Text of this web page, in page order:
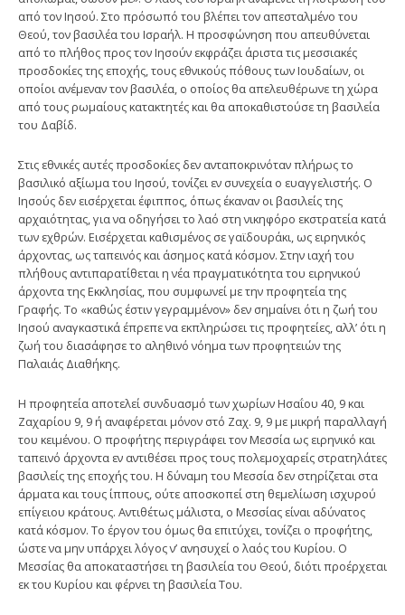
από τον Ιησού. Στο πρόσωπό του βλέπει τον απεσταλμένο του
Θεού, τον βασιλέα του Ισραήλ. Η προσφώνηση που απευθύνεται
από το πλήθος προς τον Ιησούν εκφράζει άριστα τις μεσσιακές
προσδοκίες της εποχής, τους εθνικούς πόθους των Ιουδαίων, οι
οποίοι ανέμεναν τον βασιλέα, ο οποίος θα απελευθέρωνε τη χώρα
από τους ρωμαίους κατακτητές και θα αποκαθιστούσε τη βασιλεία
του Δαβίδ.
Στις εθνικές αυτές προσδοκίες δεν ανταποκρινόταν πλήρως το
βασιλικό αξίωμα του Ιησού, τονίζει εν συνε­χεία ο ευαγγελιστής. Ο
Ιησούς δεν εισέρχεται έφιπ­πος, όπως έκαναν οι βασιλείς της
αρχαιότητας, για να οδηγήσει το λαό στη νικηφόρο εκστρατεία κατά
των εχθρών. Εισέρχεται καθισμένος σε γαϊδουράκι, ως ειρηνικός
άρχοντας, ως ταπεινός και άσημος κατά κόσμον. Στην ιαχή του
πλήθους αντιπαρατίθεται η νέα πραγματικότητα του ειρηνικού
άρχοντα της Εκκλησίας, που συμφωνεί με την προφητεία της
Γραφής. Το «καθώς έστιν γεγραμμένον» δεν σημαίνει ότι η ζωή του
Ιησού αναγκαστικά έπρεπε να εκπληρώσει τις προφητείες, αλλ’ ότι η
ζωή του διασάφησε το αληθινό νόημα των προφητειών της
Παλαιάς Διαθήκης.
Η προφητεία αποτελεί συνδυασμό των χωρίων Ησαΐου 40, 9 και
Ζαχαρίου 9, 9 ή αναφέρεται μόνον στό Ζαχ. 9, 9 με μικρή παραλλαγή
του κειμένου. Ο προ­φήτης περιγράφει τον Μεσσία ως ειρηνικό και
ταπεινό άρχοντα εν αντιθέσει προς τους πολεμοχαρείς στρατηλάτες
βασιλείς της εποχής του. Η δύναμη του Μεσσία δεν στηρίζεται στα
άρματα και τους ίππους, ούτε αποσκοπεί στη θεμελίωση ισχυρού
επίγειου κράτους. Αντιθέτως μάλιστα, ο Μεσσίας είναι αδύνατος
κατά κόσμον. Το έργον του όμως θα επιτύχει, τονίζει ο προφήτης,
ώστε να μην υπάρχει λόγος ν’ ανησυχεί ο λαός του Κυρίου. Ο
Μεσσίας θα αποκαταστήσει τη βασιλεία του Θεού, διότι προέρχεται
εκ του Κυρίου και φέρνει τη βασιλεία Του.